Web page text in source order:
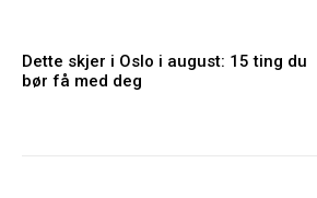
Dette skjer i Oslo i august: 15 ting du
bør få med deg